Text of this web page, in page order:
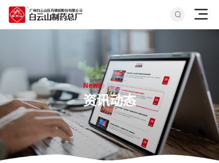
News
资讯动态